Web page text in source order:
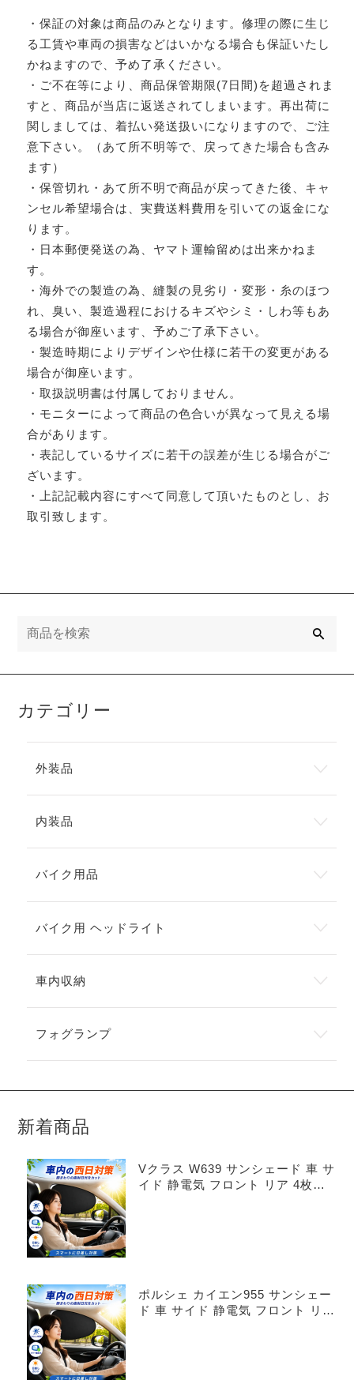
・保証の対象は商品のみとなります。修理の際に生じ
る工賃や車両の損害などはいかなる場合も保証いたし
かねますので、予め了承ください。
・ご不在等により、商品保管期限(7日間)を超過されま
すと、商品が当店に返送されてしまいます。再出荷に
関しましては、着払い発送扱いになりますので、ご注
意下さい。（あて所不明等で、戻ってきた場合も含み
ます）
・保管切れ・あて所不明で商品が戻ってきた後、キャ
ンセル希望場合は、実費送料費用を引いての返金にな
ります。
・日本郵便発送の為、ヤマト運輸留めは出来かねま
す。
・海外での製造の為、縫製の見劣り・変形・糸のほつ
れ、臭い、製造過程におけるキズやシミ・しわ等もあ
る場合が御座います、予めご了承下さい。
・製造時期によりデザインや仕様に若干の変更がある
場合が御座います。
・取扱説明書は付属しておりません。
・モニターによって商品の色合いが異なって見える場
合があります。
・表記しているサイズに若干の誤差が生じる場合がご
ざいます。
・上記記載内容にすべて同意して頂いたものとし、お
取引致します。
カテゴリー
外装品
内装品
バイク用品
バイク用 ヘッドライト
車内収納
フォグランプ
新着商品
Vクラス W639 サンシェード 車 サ
イド 静電気 フロント リア 4枚セ
ポルシェ カイエン955 サンシェー
ド 車 サイド 静電気 フロント リア